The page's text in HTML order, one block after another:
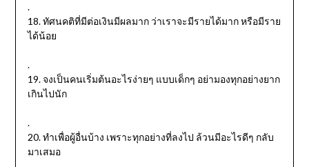
.
18. ทัศนคติที่มีต่อเงินมีผลมาก ว่าเราจะมีรายได้มาก หรือมีราย
ได้น้อย
.
19. จงเป็นคนเริ่มต้นอะไรง่ายๆ แบบเด็กๆ อย่ามองทุกอย่างยาก
เกินไปนัก
.
20. ทำเพื่อผู้อื่นบ้าง เพราะทุกอย่างที่ลงไป ล้วนมีอะไรดีๆ กลับ
มาเสมอ